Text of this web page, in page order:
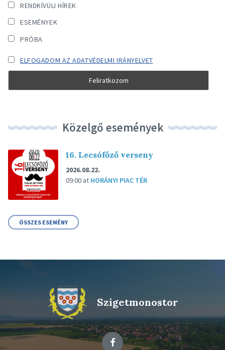
RENDKÍVÜLI HÍREK
ESEMÉNYEK
PRÓBA
ELFOGADOM AZ ADATVÉDELMI IRÁNYELVET
Közelgő események
16. Lecsófőző verseny
2026.08.22.
09:00 at HORÁNYI PIAC TÉR
ÖSSZES ESEMÉNY
Szigetmonostor
Facebook